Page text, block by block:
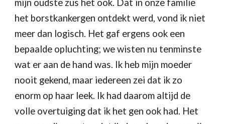
mijn oudste zus het ook. Dat in onze familie
het borstkankergen ontdekt werd, vond ik niet
meer dan logisch. Het gaf ergens ook een
bepaalde opluchting; we wisten nu tenminste
wat er aan de hand was. Ik heb mijn moeder
nooit gekend, maar iedereen zei dat ik zo
enorm op haar leek. Ik had daarom altijd de
volle overtuiging dat ik het gen ook had. Het